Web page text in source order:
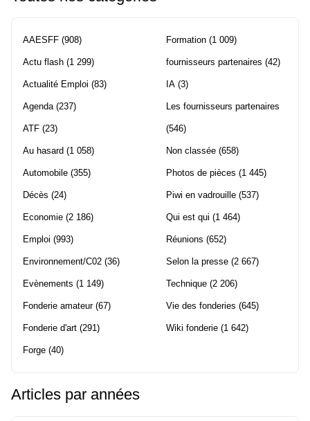
AAESFF (908)
Actu flash (1 299)
Actualité Emploi (83)
Agenda(237)
ATF (23)
Au hasard (1 058)
Automobile (355)
Décès (24)
Economie (2 186)
Emploi (993)
Environnement/C02 (36)
Evènements (1 149)
Fonderie amateur(67)
Fonderie d'art (291)
Forge (40)
Formation (1 009)
fournisseurs partenaires (42)
IA (3)
Les fournisseurs partenaires
(546)
Non classée (658)
Photos de pièces (1 445)
Piwi en vadrouille (537)
Qui est qui (1 464)
Réunions (652)
Selon la presse (2 667)
Technique (2 206)
Vie des fonderies (645)
Wiki fonderie (1 642)
Articles par années